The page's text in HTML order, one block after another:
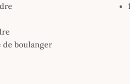
de boulanger